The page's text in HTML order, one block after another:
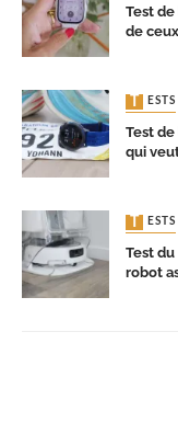
Test de
de
TESTS
Test de
qui
TESTS
Test du
robot